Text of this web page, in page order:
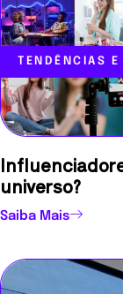
TENDÊNCIAS E
universo?
Saiba Mais